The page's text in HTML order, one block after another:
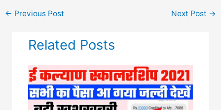
← Previous Post Next Post →
Related Posts